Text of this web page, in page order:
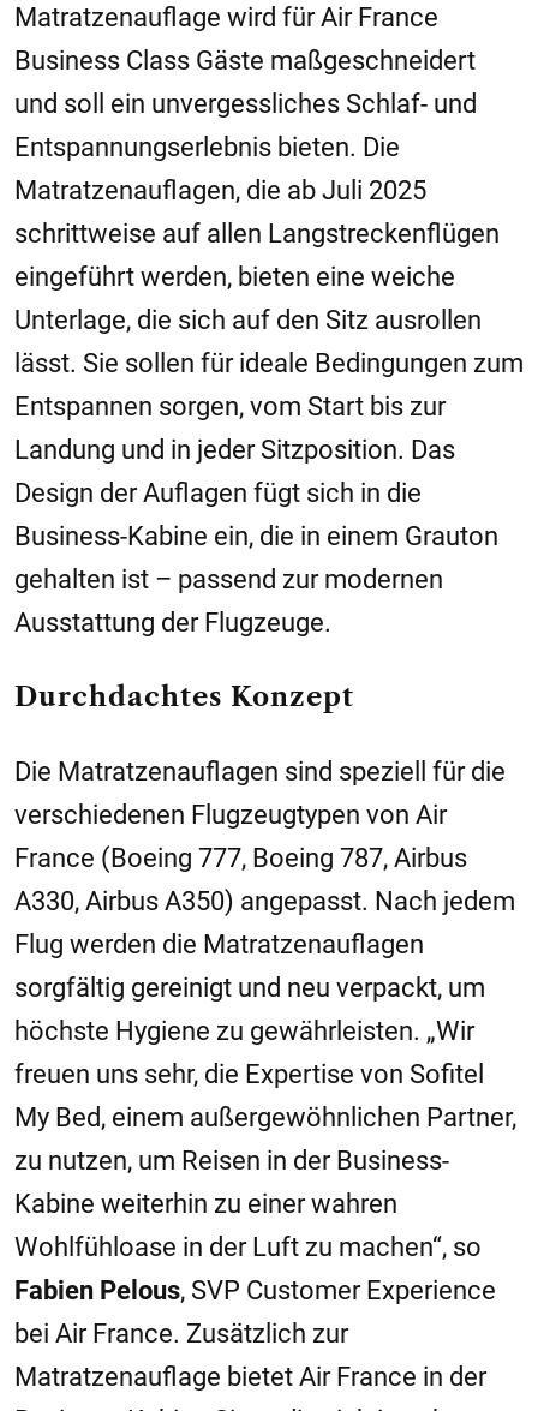
Matratzenauflage wird für Air France
Business Class Gäste maßgeschneidert
und soll ein unvergessliches Schlaf- und
Entspannungserlebnis bieten. Die
Matratzenauflagen, die ab Juli 2025
schrittweise auf allen Langstreckenflügen
eingeführt werden, bieten eine weiche
Unterlage, die sich auf den Sitz ausrollen
lässt. Sie sollen für ideale Bedingungen zum
Entspannen sorgen, vom Start bis zur
Landung und in jeder Sitzposition. Das
Design der Auflagen fügt sich in die
Business-Kabine ein, die in einem Grauton
gehalten ist – passend zur modernen
Ausstattung der Flugzeuge.
Durchdachtes Konzept
Die Matratzenauflagen sind speziell für die
verschiedenen Flugzeugtypen von Air
France (Boeing 777, Boeing 787, Airbus
A330, Airbus A350) angepasst. Nach jedem
Flug werden die Matratzenauflagen
sorgfältig gereinigt und neu verpackt, um
höchste Hygiene zu gewährleisten. „Wir
freuen uns sehr, die Expertise von Sofitel
My Bed, einem außergewöhnlichen Partner,
zu nutzen, um Reisen in der Business-
Kabine weiterhin zu einer wahren
Wohlfühloase in der Luft zu machen“, so
Fabien Pelous, SVP Customer Experience
bei Air France. Zusätzlich zur
Matratzenauflage bietet Air France in der